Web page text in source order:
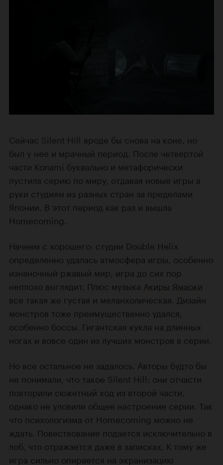
Сейчас Silent Hill вроде бы снова на коне, но
был у нее и мрачный период. После четвертой
части Konami буквально и метафорически
пустила серию по миру, отдавая новые игры в
руки студиям из разных стран за пределами
Японии. В этот период как раз и вышла
Homecoming.
Начнем с хорошего: студии Double Helix
определенно удалась атмосфера игры, особенно
изнаночный ржавый мир, игра до сих пор
неплохо выглядит. Плюс музыка Акиры Ямаоки
все такая же густая и меланхолическая. Дизайн
монстров тоже преимущественно удался,
особенно боссы. Гигантская кукла на длинных
ногах и вовсе один из лучших монстров в серии.
Но все остальное не задалось. Авторы будто бы
не понимали, что такое Silent Hill: они отчасти
повторили сюжетный ход из второй части,
однако не уловили общее настроение серии. Так
что психологизма от Homecoming можно не
ждать. Повествование подается исключительно в
лоб, что отражается даже в записках. К тому же
игра сильно опирается на экранизацию